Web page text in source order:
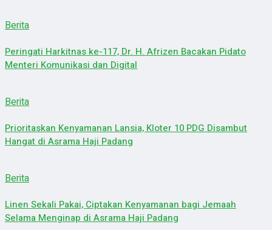
Berita
Peringati Harkitnas ke-117, Dr. H. Afrizen Bacakan Pidato
Menteri Komunikasi dan Digital
Berita
Prioritaskan Kenyamanan Lansia, Kloter 10 PDG Disambut
Hangat di Asrama Haji Padang
Berita
Linen Sekali Pakai, Ciptakan Kenyamanan bagi Jemaah
Selama Menginap di Asrama Haji Padang